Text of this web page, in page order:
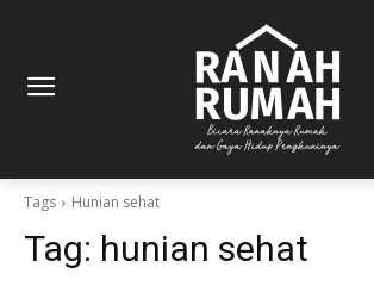
Tags Hunian sehat
Tag: hunian sehat